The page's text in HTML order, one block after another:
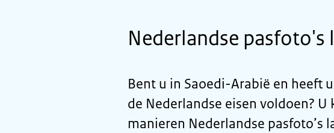
Nederlandse pasfoto's
Bent u in Saoedi-Arabië en heeft
de Nederlandse eisen voldoen?
manieren Nederlandse pasfoto’s